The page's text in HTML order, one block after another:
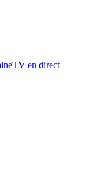
TV en direct